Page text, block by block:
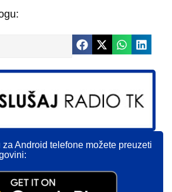
Android telefone možete preuzeti